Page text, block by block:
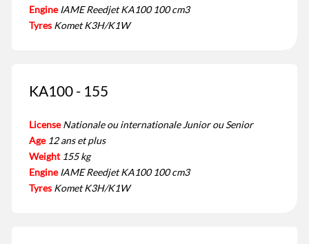
Engine IAME Reedjet KA100 100 cm3
Tyres Komet K3H/K1W
KA100 - 155
License Nationale ou internationale Junior ou Senior
Age 12 ans et plus
Weight 155 kg
Engine IAME Reedjet KA100 100 cm3
Tyres Komet K3H/K1W